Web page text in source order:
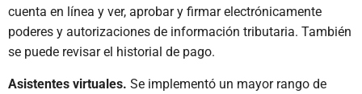
cuenta en línea y ver, aprobar y firmar electrónicamente
poderes y autorizaciones de información tributaria. También
se puede revisar el historial de pago.
Asistentes virtuales. Se implementó un mayor rango de